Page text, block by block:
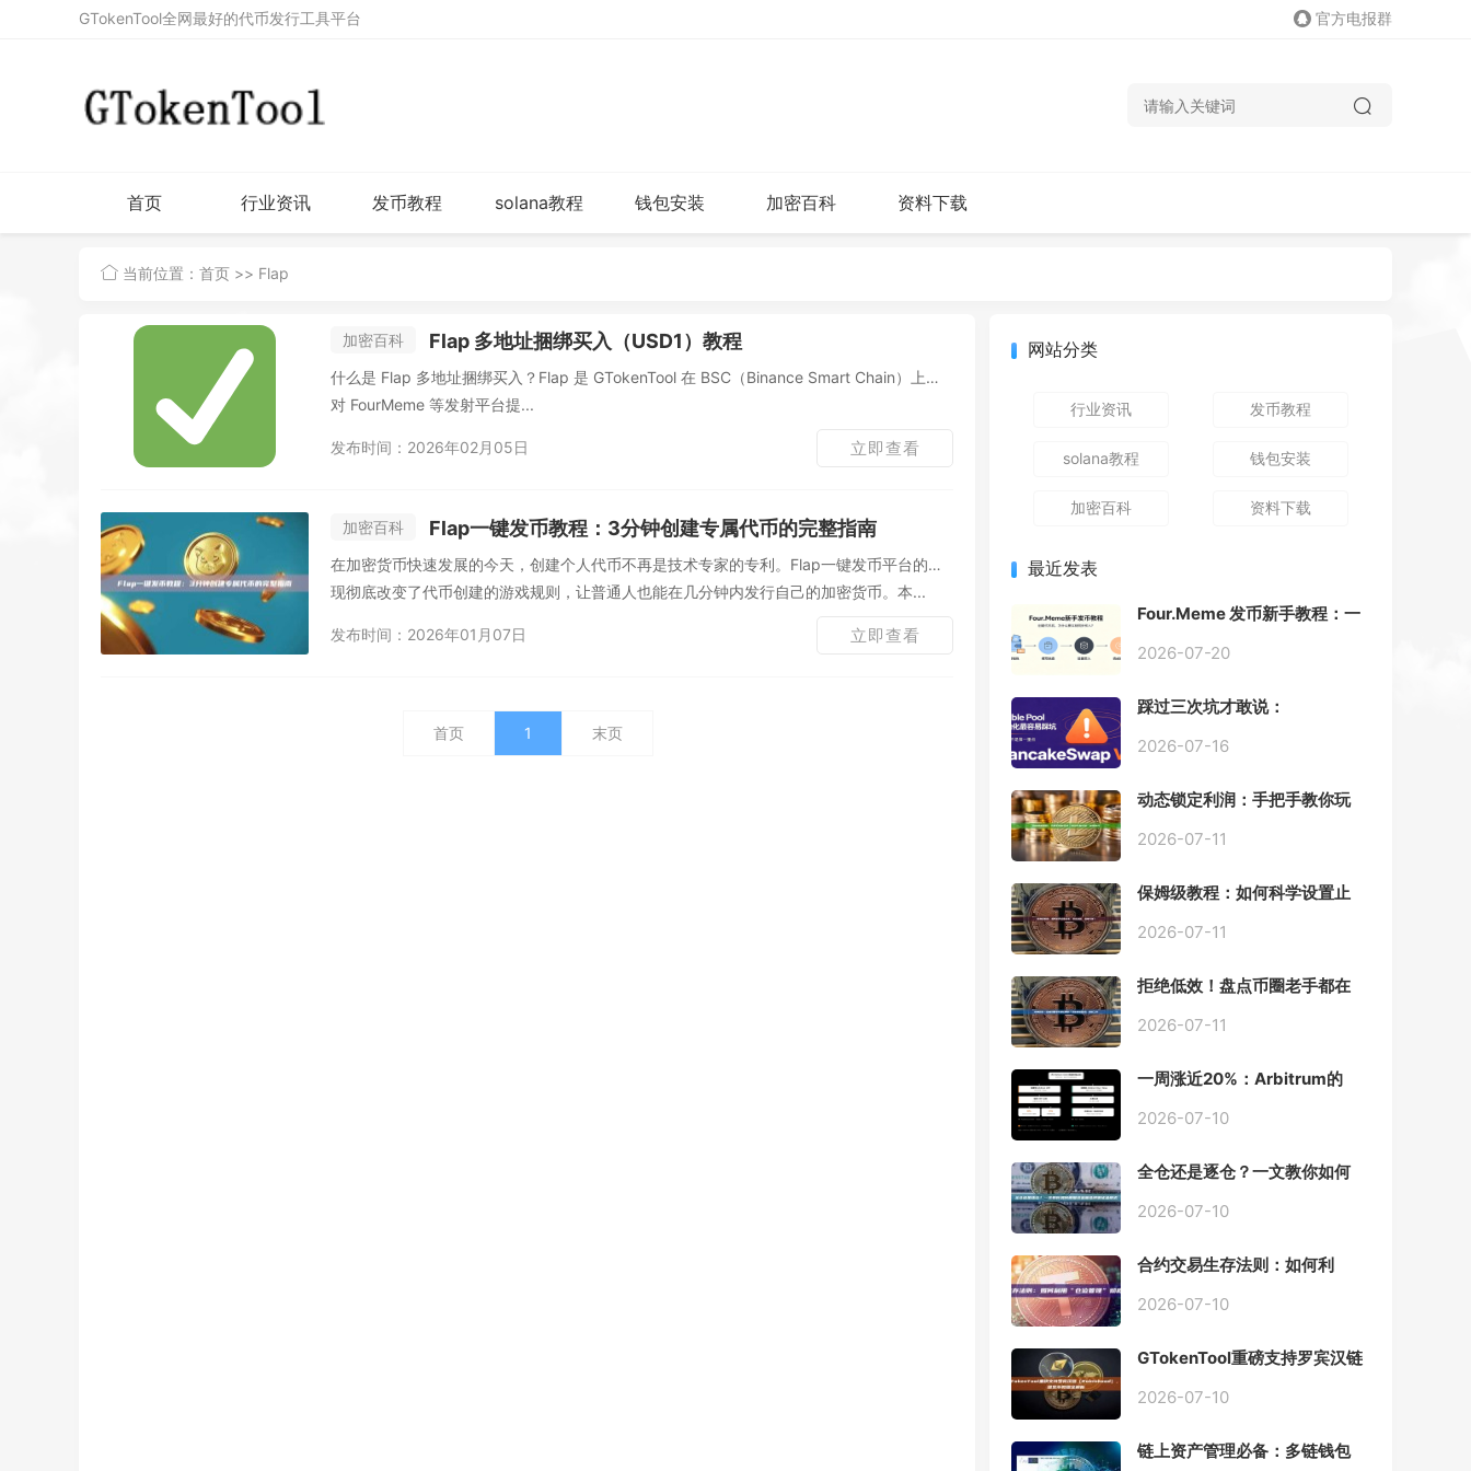
GTokenTool全网最好的代币发行工具平台 官方电报群
首页 行业资讯 发币教程 solana教程 钱包安装 加密百科 资料下载
当前位置： 首页 >> Flap
加密百科 Flap 多地址捆绑买入（USD1）教程
什么是 Flap 多地址捆绑买入？Flap 是 GTokenTool 在 BSC（Binance Smart Chain）上针
对 FourMeme 等发射平台提...
发布时间：2026年02月05日 立即查看
加密百科 Flap一键发币教程：3分钟创建专属代币的完整指南
在加密货币快速发展的今天，创建个人代币不再是技术专家的专利。Flap一键发币平台的出
现彻底改变了代币创建的游戏规则，让普通人也能在几分钟内发行自己的加密货币。本...
发布时间：2026年01月07日 立即查看
首页 1 末页
网站分类
行业资讯 发币教程
solana教程 钱包安装
加密百科 资料下载
最近发表
Four.Meme 发币新手教程：一
动踩坑
2026-07-20
踩过三次坑才敢说：
Pool 最容易翻车的不是手续
2026-07-16
动态锁定利润：手把手教你玩
2026-07-11
保姆级教程：如何科学设置止
2026-07-11
拒绝低效！盘点币圈老手都在
具
2026-07-11
一周涨近20%：Arbitrum的
Chain一夜盘活
2026-07-10
全仓还是逐仓？一文教你如何
2026-07-10
合约交易生存法则：如何利
2026-07-10
GTokenTool重磅支持罗宾汉链
程全解析
2026-07-10
链上资产管理必备：多链钱包